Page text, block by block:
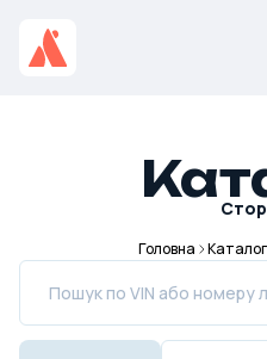
Головна Каталог